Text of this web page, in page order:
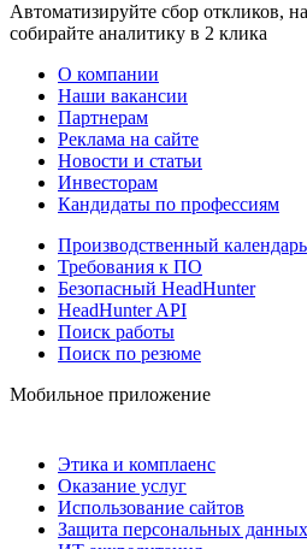
Автоматизируйте сбор откликов,
собирайте аналитику в 2 клика
О компании
Наши вакансии
Партнерам
Реклама на сайте
Новости и статьи
Инвесторам
Кандидаты по профессиям
Производственный календарь
Требования к ПО
Безопасный HeadHunter
HeadHunter API
Поиск работы
Поиск по резюме
Мобильное приложение
Этика и комплаенс
Оказание услуг
Использование сайтов
Защита персональных данных